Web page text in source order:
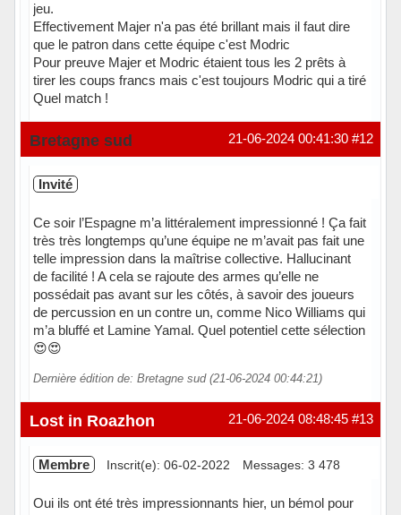
jeu.
Effectivement Majer n'a pas été brillant mais il faut dire
que le patron dans cette équipe c'est Modric
Pour preuve Majer et Modric étaient tous les 2 prêts à
tirer les coups francs mais c'est toujours Modric qui a tiré
Quel match !
Hors ligne #12
21-06-2024 00:41:30
Bretagne sud
Invité
Ce soir l’Espagne m’a littéralement impressionné ! Ça fait
très très longtemps qu’une équipe ne m’avait pas fait une
telle impression dans la maîtrise collective. Hallucinant
de facilité ! A cela se rajoute des armes qu’elle ne
possédait pas avant sur les côtés, à savoir des joueurs
de percussion en un contre un, comme Nico Williams qui
m’a bluffé et Lamine Yamal. Quel potentiel cette sélection
😍😍
Dernière édition de: Bretagne sud (21-06-2024 00:44:21)
#13
21-06-2024 08:48:45
Lost in Roazhon
Membre Inscrit(e): 06-02-2022 Messages: 3 478
Oui ils ont été très impressionnants hier, un bémol pour